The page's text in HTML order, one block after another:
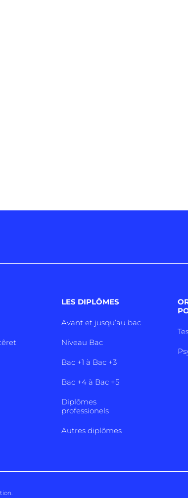
LES DIPLÔMES
Avant et jusqu’au bac
Niveau Bac
Bac +1 à Bac +3
Bac +4 à Bac +5
Diplômes
professionels
Autres diplômes